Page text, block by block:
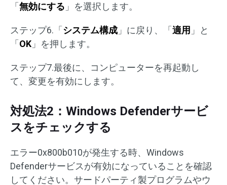
「無効にする 」を選択します。
ステップ6.「システム構成 」に戻り、「適用 」と
「OK 」を押します。
ステップ7.最後に、コンピューターを再起動し
て、変更を有効にします。
対処法2：Windows Defenderサービ
スをチェックする
エラー0x800b010が発生する時、Windows
Defenderサービスが有効になっていることを確認
してください。サードパーティ製プログラムやウ